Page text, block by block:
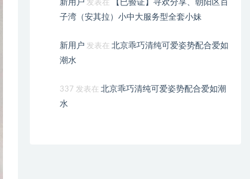
新用户 发表在
【已验证】寻欢分享、朝阳区百
子湾（安其拉）小中大服务型全套小妹
新用户 发表在北京乖巧清纯可爱姿势配合爱如
潮水
337 发表在北京乖巧清纯可爱姿势配合爱如潮
水